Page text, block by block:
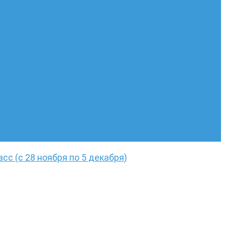
(с 28 ноября по 5 декабря)